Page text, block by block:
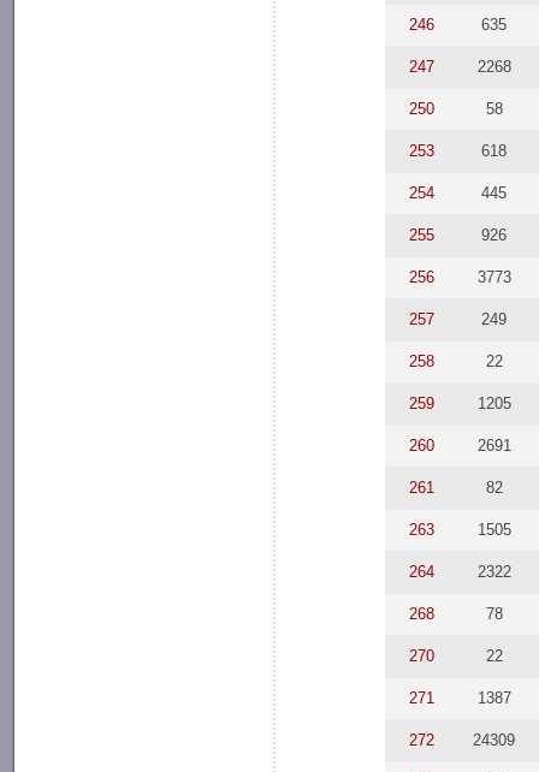
246 635
247 2268
250 58
253 618
254 445
255 926
256 3773
257 249
258 22
259 1205
260 2691
261 82
263 1505
264 2322
268 78
270 22
271 1387
272 24309